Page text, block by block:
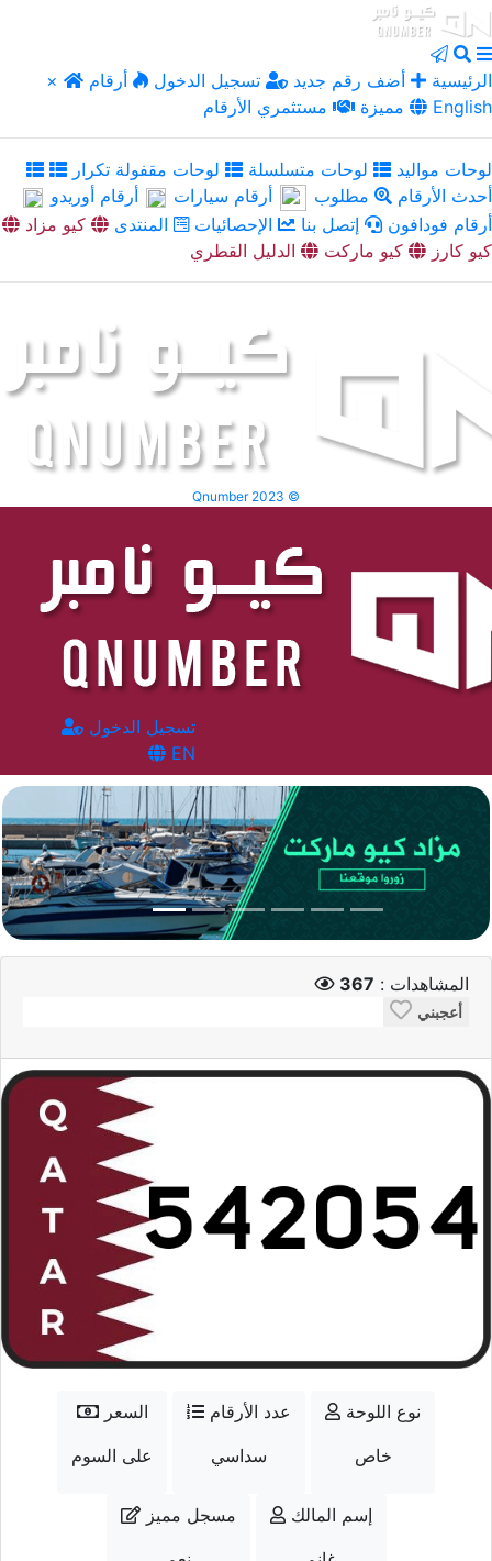
× الرئيسية أضف رقم جديد تسجيل الدخول
أرقام
مميزة
مستثمري الأرقام English
لوحات مواليد لوحات متسلسلة
لوحات مقفولة تكرار
أحدث الأرقام
مطلوب أرقام سيارات
أرقام أوريدو
أرقام فودافون
إتصل بنا الإحصائيات المنتدى
كيو مزاد
كيو كارز
كيو ماركت الدليل القطري
Qnumber 2023 ©
تسجيل الدخول
EN
المشاهدات : 367
أعجبني
السعر
على السوم
عدد الأرقام
سداسي
نوع اللوحة
خاص
مسجل مميز
إسم المالك